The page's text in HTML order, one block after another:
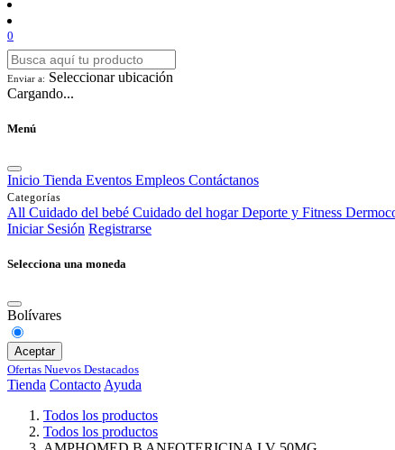
0
Enviar a: Seleccionar ubicación
Cargando...
Menú
Inicio Tienda Eventos Empleos Contáctanos
Categorías
All Cuidado del bebé Cuidado del hogar Deporte y Fitness
Iniciar Sesión Registrarse
Selecciona una moneda
Bolívares
Aceptar
Ofertas Nuevos Destacados
Tienda Contacto Ayuda
Todos los productos
Todos los productos